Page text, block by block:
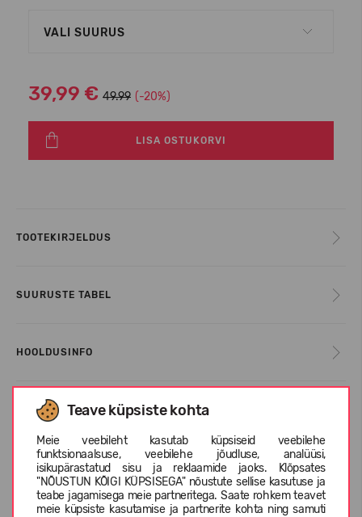
Teave küpsiste kohta
Meie veebileht kasutab küpsiseid veebilehe
funktsionaalsuse, veebilehe jõudluse, analüüsi,
isikupärastatud sisu ja reklaamide jaoks. Klõpsates
"NÕUSTUN KÕIGI KÜPSISEGA" nõustute sellise kasutuse ja
teabe jagamisega meie partneritega. Saate rohkem teavet
meie küpsiste kasutamise ja partnerite kohta ning samuti
VALI SUURUS
39,99 € 49.99 (-20%)
LISA OSTUKORVI
TOOTEKIRJELDUS
SUURUSTE TABEL
HOOLDUSINFO
INFORMATSIOON KOHTA CROCS™
KLIENTIDE ARVUSTUSED (10)